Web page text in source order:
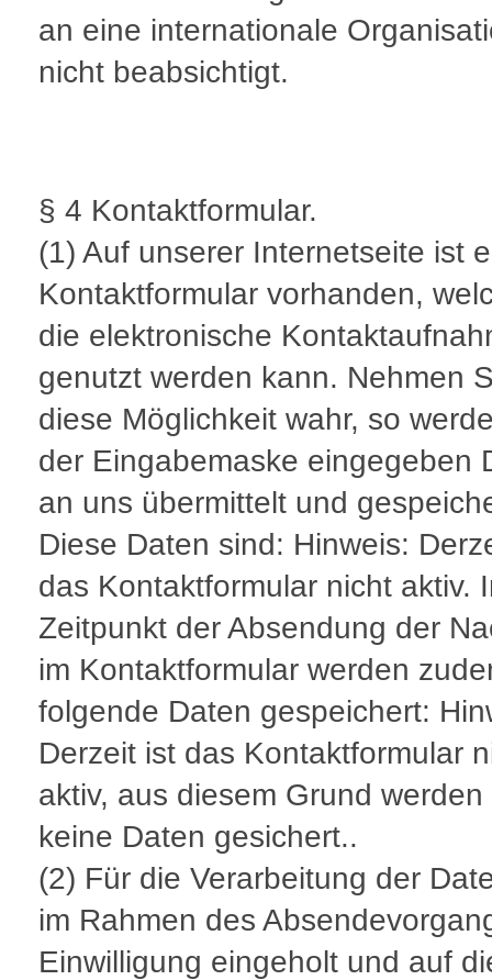
an eine internationale
nicht beabsichtigt.
§ 4 Kontaktformular.
(1) Auf unserer Internetseite ist
Kontaktformular vorhanden,
die elektronische
genutzt werden kann. Nehmen
diese Möglichkeit wahr, so
der Eingabemaske eingegeben
an uns übermittelt und
Diese Daten sind: Hinweis:
das Kontaktformular nicht aktiv.
Zeitpunkt der Absendung der
im Kontaktformular werden
folgende Daten gespeichert:
Derzeit ist das Kontaktformular
aktiv, aus diesem Grund werden
keine Daten gesichert..
(2) Für die Verarbeitung der
im Rahmen des
Einwilligung eingeholt und auf